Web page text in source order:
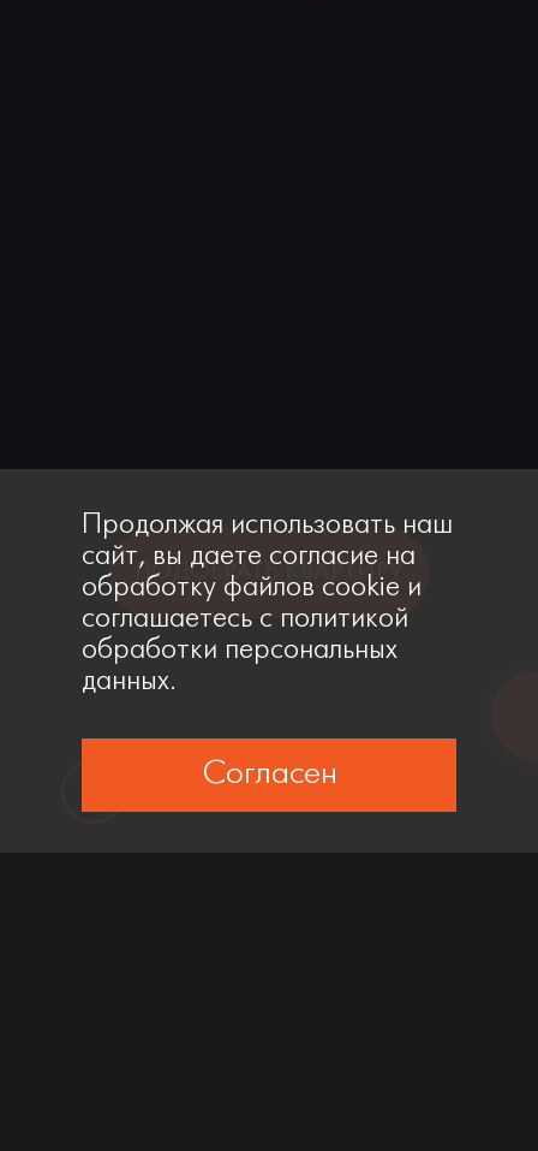
ПОДОБРАТЬ КВАРТИРУ
Продолжая использовать наш
сайт, вы даете согласие на
обработку файлов cookie и
соглашаетесь с политикой
обработки персональных
данных.
Согласен